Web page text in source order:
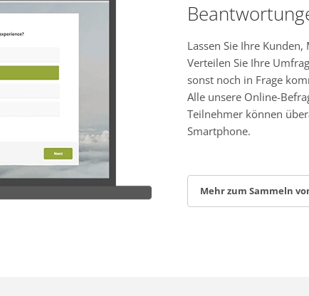
Lassen Sie Ihre
Verteilen Sie Ihre
sonst noch in Frage
Alle unsere Online-
Teilnehmer können
Smartphone.
Mehr zum Sammeln